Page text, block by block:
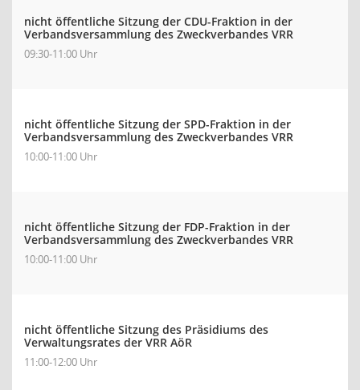
nicht öffentliche Sitzung der CDU-Fraktion in der
Verbandsversammlung des Zweckverbandes VRR
09:30-11:00 Uhr
nicht öffentliche Sitzung der SPD-Fraktion in der
Verbandsversammlung des Zweckverbandes VRR
10:00-11:00 Uhr
nicht öffentliche Sitzung der FDP-Fraktion in der
Verbandsversammlung des Zweckverbandes VRR
10:00-11:00 Uhr
nicht öffentliche Sitzung des Präsidiums des
Verwaltungsrates der VRR AöR
11:00-12:00 Uhr